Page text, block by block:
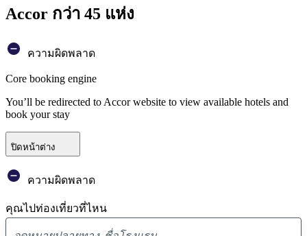
Accor กว่า 45 แห่ง
ความผิดพลาด
Core booking engine
You’ll be redirected to Accor website to view available hotels and
book your stay
ปิดหน้าต่าง
ความผิดพลาด
คุณไปท่องเที่ยวที่ไหน